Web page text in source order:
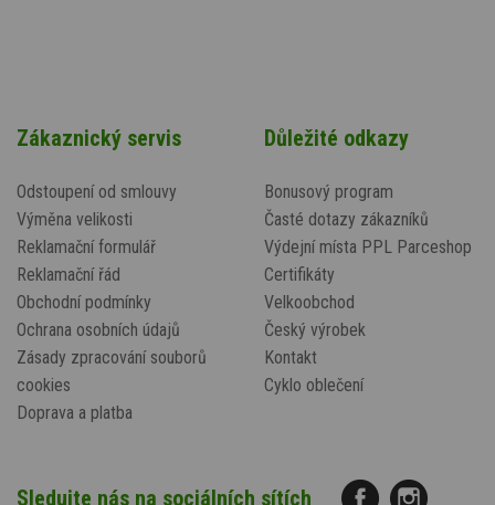
Zákaznický servis
Odstoupení od smlouvy
Výměna velikosti
Reklamační formulář
Reklamační řád
Obchodní podmínky
Ochrana osobních údajů
Zásady zpracování souborů
cookies
Doprava a platba
Důležité odkazy
Bonusový program
Časté dotazy zákazníků
Výdejní místa PPL Parceshop
Certifikáty
Velkoobchod
Český výrobek
Kontakt
Cyklo oblečení
Sledujte nás na sociálních sítích